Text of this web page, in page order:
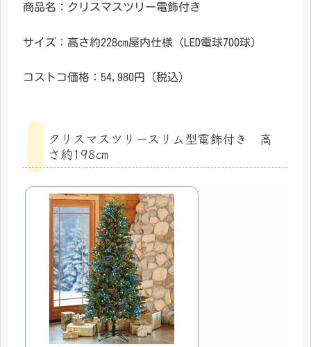
商品名：クリスマスツリー電飾付き
サイズ：高さ約228cm屋内仕様（LED電球700球）
コストコ価格：54,980円（税込）
クリスマスツリースリム型電飾付き 高
さ約198㎝